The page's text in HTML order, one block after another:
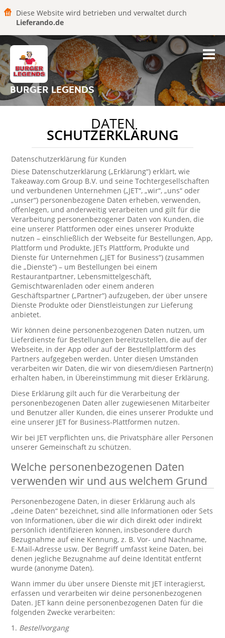
Diese Website wird betrieben und verwaltet durch
Lieferando.de
BURGER LEGENDS
DATEN
SCHUTZERKLÄRUNG
Datenschutzerklärung für Kunden
Diese Datenschutzerklärung („Erklärung“) erklärt, wie
Takeaway.com Group B.V. und seine Tochtergesellschaften
und verbundenen Unternehmen („JET“, „wir“, „uns“ oder
„unser“) personenbezogene Daten erheben, verwenden,
offenlegen, und anderweitig verarbeiten und gilt für die
Verarbeitung personenbezogener Daten von Kunden, die
eine unserer Plattformen oder eines unserer Produkte
nutzen – einschließlich der Webseite für Bestellungen, App,
Plattform und Produkte, JETs Plattform, Produkte und
Dienste für Unternehmen („JET for Business“) (zusammen
die „Dienste“) – um Bestellungen bei einem
Restaurantpartner, Lebensmittelgeschäft,
Gemischtwarenladen oder einem anderen
Geschäftspartner („Partner“) aufzugeben, der über unsere
Dienste Produkte oder Dienstleistungen zur Lieferung
anbietet.
Wir können deine personenbezogenen Daten nutzen, um
Lieferdienste für Bestellungen bereitzustellen, die auf der
Webseite, in der App oder auf der Bestellplattform des
Partners aufgegeben werden. Unter diesen Umständen
verarbeiten wir Daten, die wir von diesem/diesen Partner(n)
erhalten haben, in Übereinstimmung mit dieser Erklärung.
Diese Erklärung gilt auch für die Verarbeitung der
personenbezogenen Daten aller zugewiesenen Mitarbeiter
und Benutzer aller Kunden, die eines unserer Produkte und
eine unserer JET for Business-Plattformen nutzen.
Wir bei JET verpflichten uns, die Privatsphäre aller Personen
unserer Gemeinschaft zu schützen.
Welche personenbezogenen Daten
verwenden wir und aus welchem Grund
Personenbezogene Daten, in dieser Erklärung auch als
„deine Daten“ bezeichnet, sind alle Informationen oder Sets
von Informationen, über die wir dich direkt oder indirekt
persönlich identifizieren können, insbesondere durch
Bezugnahme auf eine Kennung, z. B. Vor- und Nachname,
E-Mail-Adresse usw. Der Begriff umfasst keine Daten, bei
denen jegliche Bezugnahme auf deine Identität entfernt
wurde (anonyme Daten).
Wann immer du über unsere Dienste mit JET interagierst,
erfassen und verarbeiten wir deine personenbezogenen
Daten. JET kann deine personenbezogenen Daten für die
folgenden Zwecke verarbeiten:
1. Bestellvorgang